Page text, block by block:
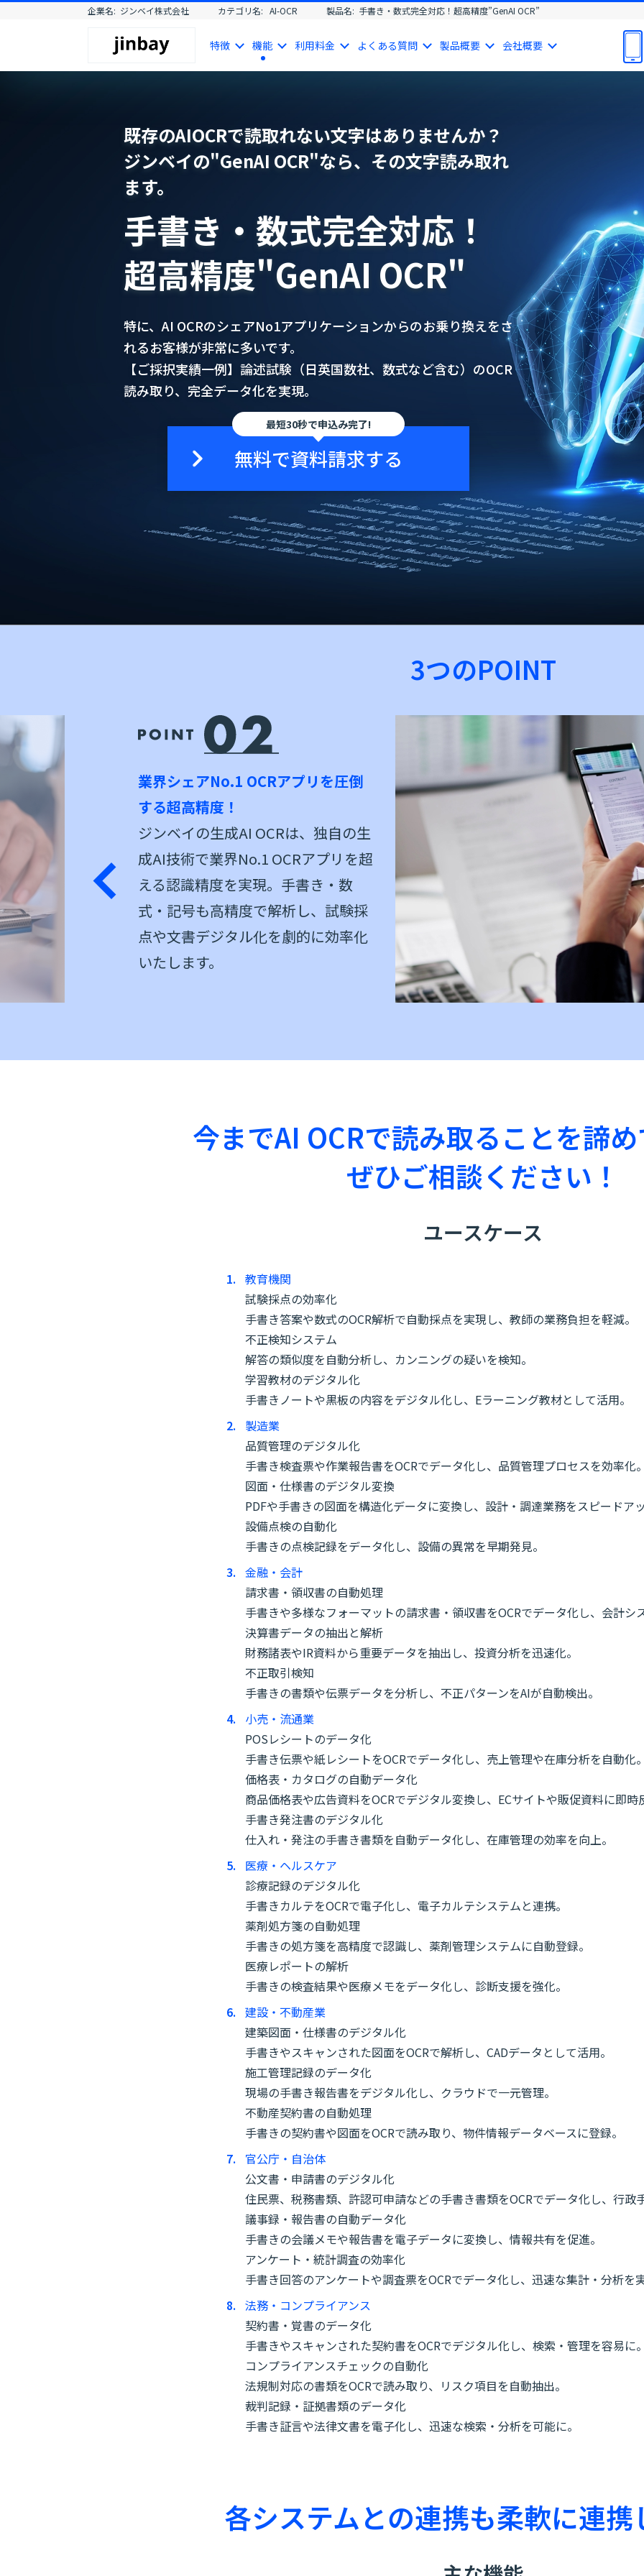
企業名: ジンベイ株式会社 カテゴリ名: AI-OCR 製品名: 手書き・数式完全対応！超高精度”GenAI OCR”
特徴 機能 利用料金 よくある質問 製品概要 会社概要
既存のAIOCRで読取れない文字はありませんか？
ジンベイの"GenAI OCR"なら、その文字読み取れ
ます。
手書き・数式完全対応！
超高精度"GenAI OCR"
特に、AI OCRのシェアNo1アプリケーションからのお乗り換えをさ
れるお客様が非常に多いです。
【ご採択実績一例】論述試験（日英国数社、数式など含む）のOCR
読み取り、完全データ化を実現。
最短30秒で申込み完了!
無料で資料請求する
3つのPOINT
業界シェアNo.1 OCRアプリを圧倒
する超高精度！
ジンベイの生成AI OCRは、独自の生
成AI技術で業界No.1 OCRアプリを超
える認識精度を実現。手書き・数
式・記号も高精度で解析し、試験採
点や文書デジタル化を劇的に効率化
いたします。
今までAI OCRで読み取ることを諦め
ぜひご相談ください！
ユースケース
教育機関
試験採点の効率化
手書き答案や数式のOCR解析で自動採点を実現し、教師の業務負担を軽減。
不正検知システム
解答の類似度を自動分析し、カンニングの疑いを検知。
学習教材のデジタル化
手書きノートや黒板の内容をデジタル化し、Eラーニング教材として活用。
製造業
品質管理のデジタル化
手書き検査票や作業報告書をOCRでデータ化し、品質管理プロセスを効率化。
図面・仕様書のデジタル変換
PDFや手書きの図面を構造化データに変換し、設計・調達業務をスピードアッ
設備点検の自動化
手書きの点検記録をデータ化し、設備の異常を早期発見。
金融・会計
請求書・領収書の自動処理
手書きや多様なフォーマットの請求書・領収書をOCRでデータ化し、会計シ
決算書データの抽出と解析
財務諸表やIR資料から重要データを抽出し、投資分析を迅速化。
不正取引検知
手書きの書類や伝票データを分析し、不正パターンをAIが自動検出。
小売・流通業
POSレシートのデータ化
手書き伝票や紙レシートをOCRでデータ化し、売上管理や在庫分析を自動化。
価格表・カタログの自動データ化
商品価格表や広告資料をOCRでデジタル変換し、ECサイトや販促資料に即時
手書き発注書のデジタル化
仕入れ・発注の手書き書類を自動データ化し、在庫管理の効率を向上。
医療・ヘルスケア
診療記録のデジタル化
手書きカルテをOCRで電子化し、電子カルテシステムと連携。
薬剤処方箋の自動処理
手書きの処方箋を高精度で認識し、薬剤管理システムに自動登録。
医療レポートの解析
手書きの検査結果や医療メモをデータ化し、診断支援を強化。
建設・不動産業
建築図面・仕様書のデジタル化
手書きやスキャンされた図面をOCRで解析し、CADデータとして活用。
施工管理記録のデータ化
現場の手書き報告書をデジタル化し、クラウドで一元管理。
不動産契約書の自動処理
手書きの契約書や図面をOCRで読み取り、物件情報データベースに登録。
官公庁・自治体
公文書・申請書のデジタル化
住民票、税務書類、許認可申請などの手書き書類をOCRでデータ化し、行政
議事録・報告書の自動データ化
手書きの会議メモや報告書を電子データに変換し、情報共有を促進。
アンケート・統計調査の効率化
手書き回答のアンケートや調査票をOCRでデータ化し、迅速な集計・分析を実
法務・コンプライアンス
契約書・覚書のデータ化
手書きやスキャンされた契約書をOCRでデジタル化し、検索・管理を容易に。
コンプライアンスチェックの自動化
法規制対応の書類をOCRで読み取り、リスク項目を自動抽出。
裁判記録・証拠書類のデータ化
手書き証言や法律文書を電子化し、迅速な検索・分析を可能に。
各システムとの連携も柔軟に連携